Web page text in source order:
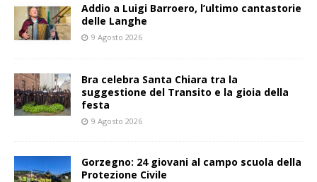
Addio a Luigi Barroero, l’ultimo cantastorie
delle Langhe
9 Agosto 2026
Bra celebra Santa Chiara tra la
suggestione del Transito e la gioia della
festa
9 Agosto 2026
Gorzegno: 24 giovani al campo scuola della
Protezione Civile